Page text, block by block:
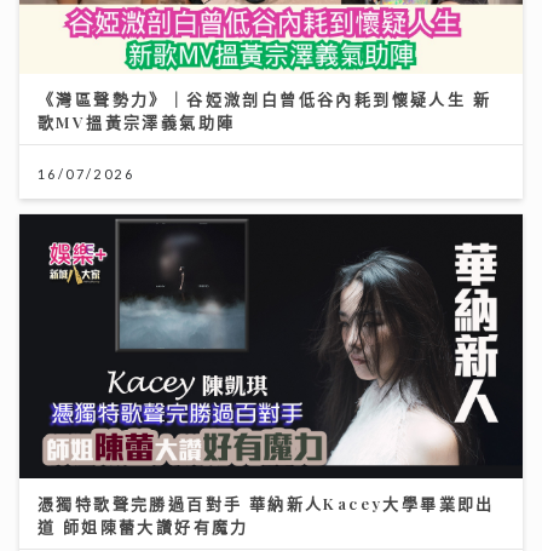
《灣區聲勢力》｜谷婭溦剖白曾低谷內耗到懷疑人生 新
歌MV搵黃宗澤義氣助陣
16/07/2026
憑獨特歌聲完勝過百對手 華納新人Kacey大學畢業即出
道 師姐陳蕾大讚好有魔力